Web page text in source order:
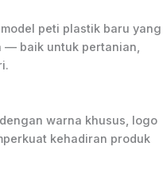
peti plastik baru yang
— baik untuk pertanian,
warna khusus, logo
kehadiran produk